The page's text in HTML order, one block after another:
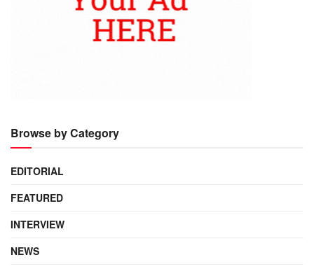
Browse by Category
EDITORIAL
FEATURED
INTERVIEW
NEWS